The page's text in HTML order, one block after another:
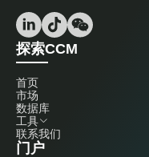
探索CCM
首页
市场
数据库
工具
联系我们
门户